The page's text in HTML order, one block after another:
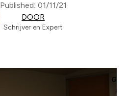
Published: 01/11/21
DOOR
Schrijver en Expert